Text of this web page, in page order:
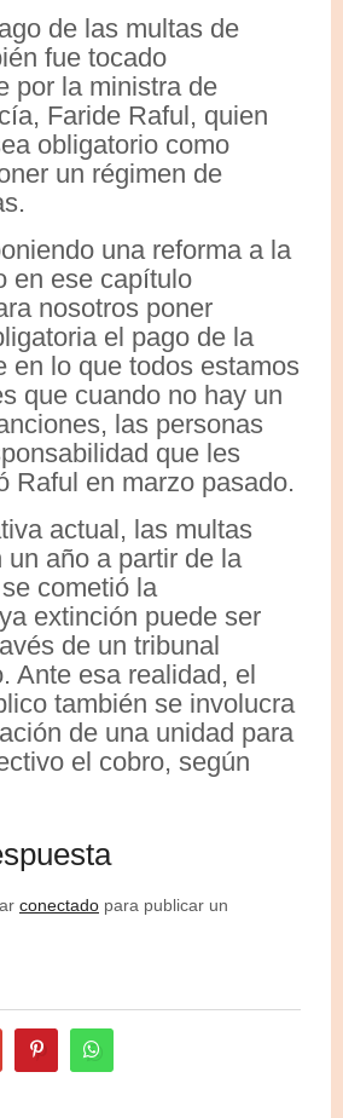
de las multas de
fue tocado
por la ministra de
Faride Raful, quien
obligatorio como
un régimen de
una reforma a la
en ese capítulo
nosotros poner
el pago de la
en lo que todos estamos
que cuando no hay un
las personas
que les
Raful en marzo pasado.
actual, las multas
un año a partir de la
cometió la
extinción puede ser
de un tribunal
Ante esa realidad, el
también se involucra
de una unidad para
el cobro, según
conectado para publicar un